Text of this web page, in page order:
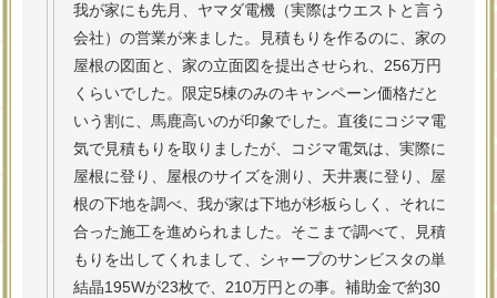
我が家にも先月、ヤマダ電機（実際はウエストと言う
会社）の営業が来ました。見積もりを作るのに、家の
屋根の図面と、家の立面図を提出させられ、256万円
くらいでした。限定5棟のみのキャンペーン価格だと
いう割に、馬鹿高いのが印象でした。直後にコジマ電
気で見積もりを取りましたが、コジマ電気は、実際に
屋根に登り、屋根のサイズを測り、天井裏に登り、屋
根の下地を調べ、我が家は下地が杉板らしく、それに
合った施工を進められました。そこまで調べて、見積
もりを出してくれまして、シャープのサンビスタの単
結晶195Wが23枚で、210万円との事。補助金で約30